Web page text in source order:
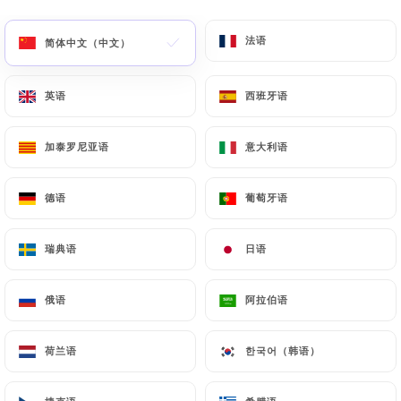
简体中文（中文） 法语
英语 西班牙语
加泰罗尼亚语 意大利语
德语 葡萄牙语
瑞典语 日语
俄语 阿拉伯语
荷兰语 한국어（韩语）
联系人
简体中文（中文） 法语
英语 西班牙语
加泰罗尼亚语 意大利语
德语 葡萄牙语
瑞典语 日语
俄语 阿拉伯语
荷兰语 한국어（韩语）